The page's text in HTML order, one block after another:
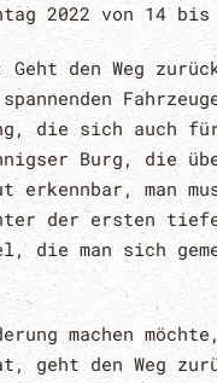
2022 von 14
Geht den Weg
die sich
Burg, die
man
der ersten
man sich
machen
geht den Weg